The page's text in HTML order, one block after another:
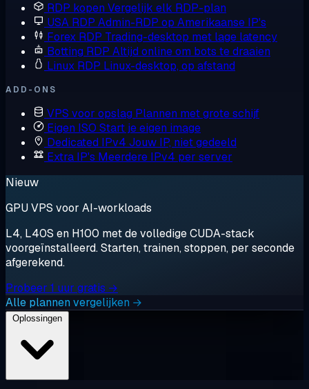
RDP kopen Vergelijk elk RDP-plan
USA RDP Admin-RDP op Amerikaanse IP's
Forex RDP Trading-desktop met lage latency
Botting RDP Altijd online om bots te draaien
Linux RDP Linux-desktop, op afstand
ADD-ONS
VPS voor opslag Plannen met grote schijf
Eigen ISO Start je eigen image
Dedicated IPv4 Jouw IP, niet gedeeld
Extra IP's Meerdere IPv4 per server
Nieuw
GPU VPS voor AI-workloads
L4, L40S en H100 met de volledige CUDA-stack
voorgeïnstalleerd. Starten, trainen, stoppen, per seconde
afgerekend.
Probeer 1 uur gratis →
Alle plannen vergelijken →